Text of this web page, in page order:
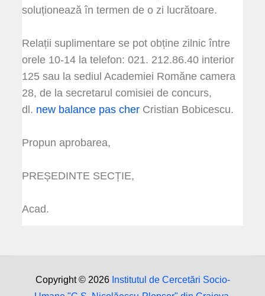
soluționează în termen de o zi lucrătoare.
Relații suplimentare se pot obține zilnic între
orele 10-14 la telefon: 021. 212.86.40 interior
125 sau la sediul Academiei Romăne camera
28, de la secretarul comisiei de concurs,
dl. new balance pas cher Cristian Bobicescu.
Propun aprobarea,
PREȘEDINTE SECȚIE,
Acad.
Copyright © 2026 Institutul de Cercetări Socio-